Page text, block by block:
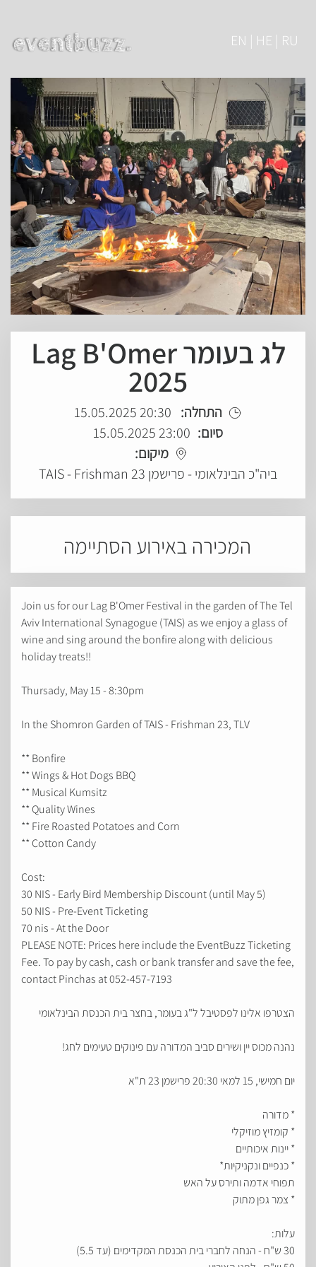
EN | HE | RU
לג בעומר Lag B'Omer
2025
התחלה: 20:30 15.05.2025
סיום: 23:00 15.05.2025
מיקום:
ביה"כ הבינלאומי - פרישמן 23 TAIS - Frishman
המכירה באירוע הסתיימה
Join us for our Lag B'Omer Festival in the garden of The Tel
Aviv International Synagogue (TAIS) as we enjoy a glass of
wine and sing around the bonfire along with delicious
holiday treats!!
Thursady, May 15 - 8:30pm
In the Shomron Garden of TAIS - Frishman 23, TLV
** Bonfire
** Wings & Hot Dogs BBQ
** Musical Kumsitz
** Quality Wines
** Fire Roasted Potatoes and Corn
** Cotton Candy
Cost:
30 NIS - Early Bird Membership Discount (until May 5)
50 NIS - Pre-Event Ticketing
70 nis - At the Door
PLEASE NOTE: Prices here include the EventBuzz Ticketing
Fee. To pay by cash, cash or bank transfer and save the fee,
contact Pinchas at 052-457-7193
הצטרפו אלינו לפסטיבל ל"ג בעומר, בחצר בית הכנסת הבינלאומי
נהנה מכוס יין ושירים סביב המדורה עם פינוקים טעימים לחג!
יום חמישי, 15 למאי 20:30 פרישמן 23 ת"א
* מדורה
* קומזיץ מוזיקלי
* יינות איכותיים
* כנפיים ונקניקיות*
תפוחי אדמה ותירס על האש
* צמר גפן מתוק
עלות:
30 ש"ח - הנחה לחברי בית הכנסת המקדימים (עד 5.5)